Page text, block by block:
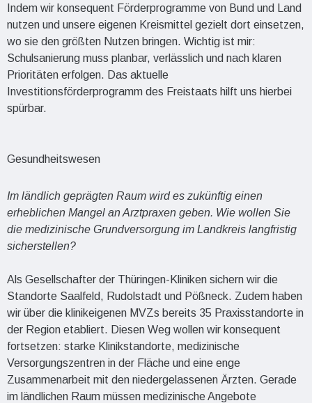
Indem wir konsequent Förderprogramme von Bund und Land
nutzen und unsere eigenen Kreismittel gezielt dort einsetzen,
wo sie den größten Nutzen bringen. Wichtig ist mir:
Schulsanierung muss planbar, verlässlich und nach klaren
Prioritäten erfolgen. Das aktuelle
Investitionsförderprogramm des Freistaats hilft uns hierbei
spürbar.
Gesundheitswesen
Im ländlich geprägten Raum wird es zukünftig einen
erheblichen Mangel an Arztpraxen geben. Wie wollen Sie
die medizinische Grundversorgung im Landkreis langfristig
sicherstellen?
Als Gesellschafter der Thüringen-Kliniken sichern wir die
Standorte Saalfeld, Rudolstadt und Pößneck. Zudem haben
wir über die klinikeigenen MVZs bereits 35 Praxisstandorte in
der Region etabliert. Diesen Weg wollen wir konsequent
fortsetzen: starke Klinikstandorte, medizinische
Versorgungszentren in der Fläche und eine enge
Zusammenarbeit mit den niedergelassenen Ärzten. Gerade
im ländlichen Raum müssen medizinische Angebote